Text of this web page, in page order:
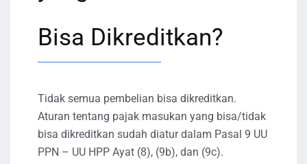
Bisa Dikreditkan?
Tidak semua pembelian bisa dikreditkan.
Aturan tentang pajak masukan yang bisa/tidak
bisa dikreditkan sudah diatur dalam Pasal 9 UU
PPN – UU HPP Ayat (8), (9b), dan (9c).